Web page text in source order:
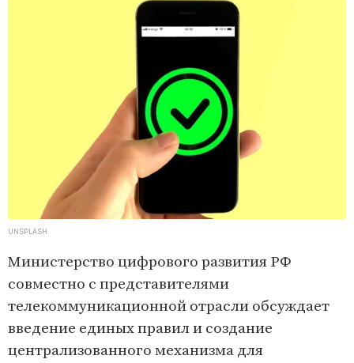
UNSPLASH
Министерство цифрового развития РФ
совместно с представителями
телекоммуникационной отрасли обсуждает
введение единых правил и создание
централизованного механизма для